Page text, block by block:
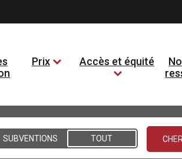
Prix Accès et équité
SUBVENTIONS TOUT